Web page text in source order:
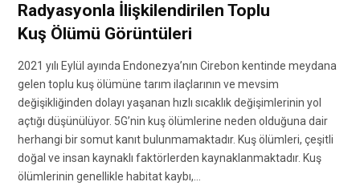
Radyasyonla İlişkilendirilen Toplu
Kuş Ölümü Görüntüleri
2021 yılı Eylül ayında Endonezya’nın Cirebon kentinde meydana
gelen toplu kuş ölümüne tarım ilaçlarının ve mevsim
değişikliğinden dolayı yaşanan hızlı sıcaklık değişimlerinin yol
açtığı düşünülüyor. 5G’nin kuş ölümlerine neden olduğuna dair
herhangi bir somut kanıt bulunmamaktadır. Kuş ölümleri, çeşitli
doğal ve insan kaynaklı faktörlerden kaynaklanmaktadır. Kuş
ölümlerinin genellikle habitat kaybı,…